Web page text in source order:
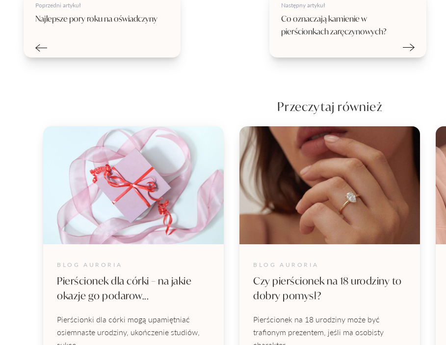
Poprzedni artykuł
Najlepsze pory roku na oświadczyny
Następny artykuł
Co oznaczają kamienie w
pierścionkach zaręczynowych?
Przeczytaj również
BLOG AURORIA
Pierścionek dla córki – na jakie
okazje go podarow...
Pierścionki dla córki mogą upamiętniać
osiemnaste urodziny, ukończenie studiów,
BLOG AURORIA
Czy pierścionek na 18 urodziny to
dobry pomysł?
Pierścionek na 18 urodziny może być
trafionym prezentem, jeśli ma osobisty